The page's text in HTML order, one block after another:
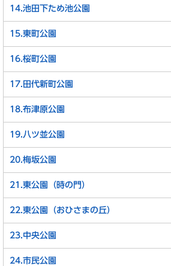
14.池田下ため池公園
15.東町公園
16.桜町公園
17.田代新町公園
18.布津原公園
19.八ツ並公園
20.梅坂公園
21.東公園（時の門）
22.東公園（おひさまの丘）
23.中央公園
24.市民公園